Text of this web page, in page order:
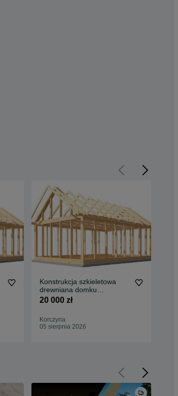
Konstrukcja szkieletowa
drewniana domku
Poddasze 4,8m / 6,2m
20 000 zł
Korczyna
05 sierpnia 2026